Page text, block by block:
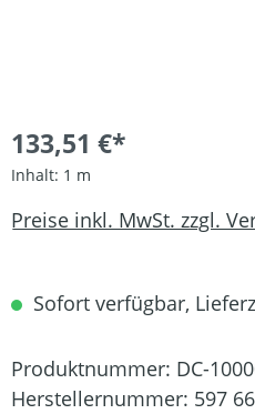
133,51 €*
Inhalt: 1 m
Preise inkl. MwSt. zzgl.
Sofort verfügbar,
Produktnummer: DC-
Herstellernummer: 597